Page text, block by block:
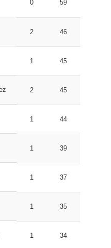
0 59
2 46
1 45
2 45
1 44
1 39
1 37
1 35
1 34